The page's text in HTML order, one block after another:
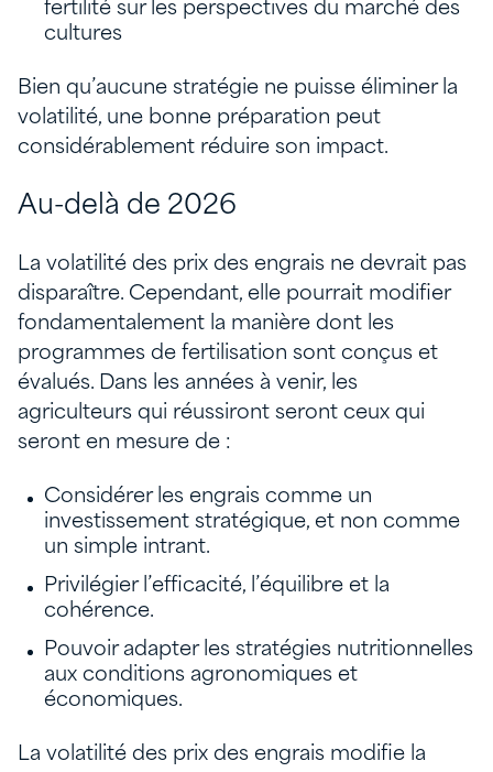
fertilité sur les perspectives du marché des
cultures
Bien qu’aucune stratégie ne puisse éliminer la
volatilité, une bonne préparation peut
considérablement réduire son impact.
Au-delà de 2026
La volatilité des prix des engrais ne devrait pas
disparaître. Cependant, elle pourrait modifier
fondamentalement la manière dont les
programmes de fertilisation sont conçus et
évalués. Dans les années à venir, les
agriculteurs qui réussiront seront ceux qui
seront en mesure de :
Considérer les engrais comme un
investissement stratégique, et non comme
un simple intrant.
Privilégier l’efficacité, l’équilibre et la
cohérence.
Pouvoir adapter les stratégies nutritionnelles
aux conditions agronomiques et
économiques.
La volatilité des prix des engrais modifie la